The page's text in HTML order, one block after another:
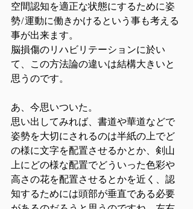
空間認知を適正な状態にするために姿
勢/運動に働きかけるという事も考える
事が出来ます。
脳損傷のリハビリテーションに於い
て、この方法論の違いは結構大きいと
思うのです。
あ、今思いついた。
思い出してみれば、書道や華道などで
姿勢を大切にされるのは半紙の上でど
の様に文字を配置させるかとか、剣山
上にどの様な配置でどういった色彩や
高さの花を配置させるとかを近く、認
知するためには頭部が垂直である必要